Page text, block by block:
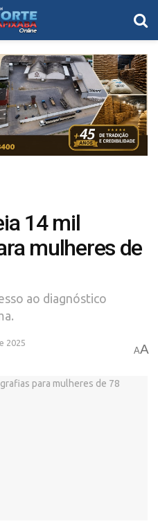
14 mil
mulheres de
ao diagnóstico
2025
AA